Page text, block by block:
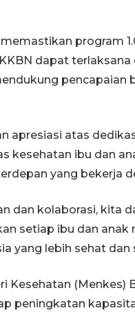
program
dapat
pencapaian
apresiasi atas
kesehatan ibu dan
yang bekerja
dan kolaborasi, kita
setiap ibu dan
yang lebih sehat dan
Kesehatan (Menkes)
peningkatan